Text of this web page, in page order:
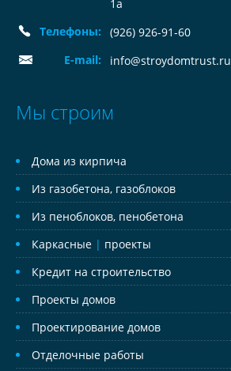
1а
Телефоны:
(926) 926-91-60
E-mail:
info@stroydomtrust.ru
Мы строим
Дома из кирпича
Из газобетона, газоблоков
Из пеноблоков, пенобетона
Каркасные | проекты
Кредит на строительство
Проекты домов
Проектирование домов
Отделочные работы